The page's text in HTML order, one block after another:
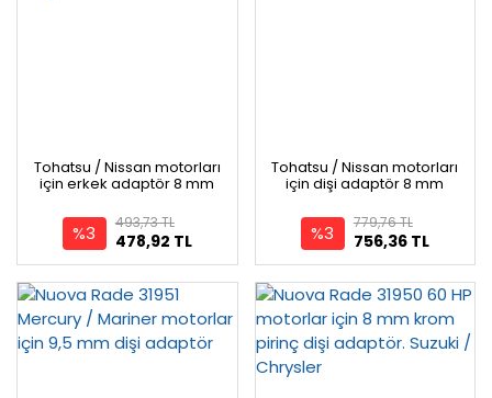
Tohatsu / Nissan motorları
için erkek adaptör 8 mm
%3 478,92 TL
493,73 TL
Tohatsu / Nissan motorları
için dişi adaptör 8 mm
%3 756,36 TL
779,76 TL